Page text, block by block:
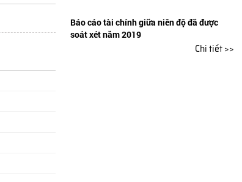
Báo cáo tài chính giữa niên độ đã được
soát xét năm 2019
Chi tiết >>